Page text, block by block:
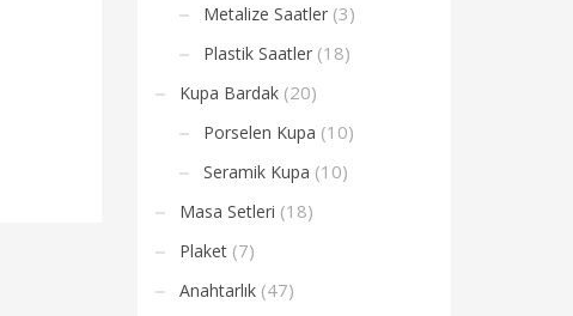
Metalize Saatler (3)
Plastik Saatler (18)
Kupa Bardak (20)
Porselen Kupa (10)
Seramik Kupa (10)
Masa Setleri (18)
Plaket (7)
Anahtarlık (47)